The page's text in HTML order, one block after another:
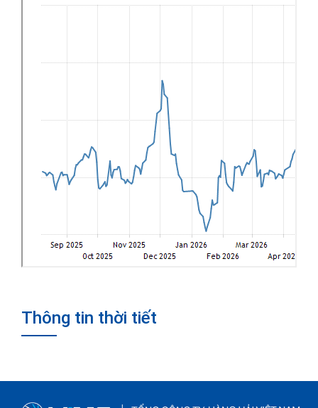
Thông tin thời tiết